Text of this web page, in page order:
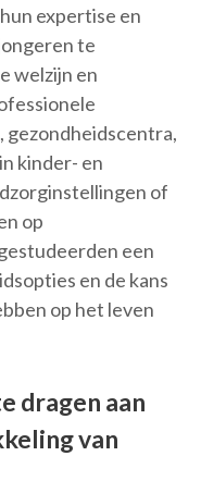
expertise en
te
welzijn en
gezondheidscentra,
kinder- en
of
op
een
en de kans
op het leven
dragen aan
van